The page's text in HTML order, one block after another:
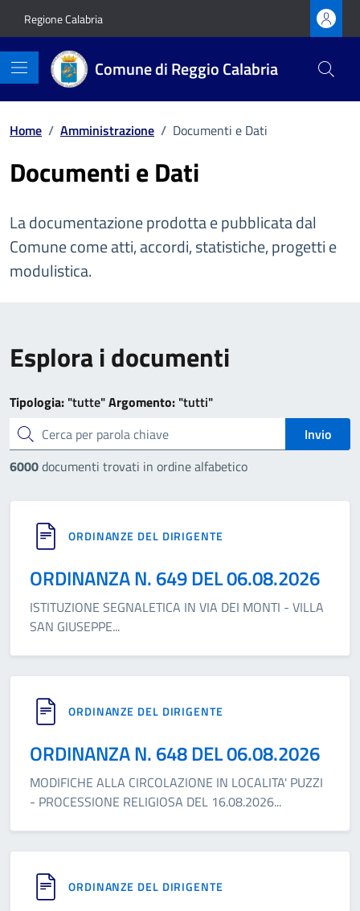
Regione Calabria
Comune di Reggio Calabria
Home / Amministrazione / Documenti e Dati
Documenti e Dati
La documentazione prodotta e pubblicata dal
Comune come atti, accordi, statistiche, progetti e
modulistica.
Esplora i documenti
Tipologia: "tutte"Argomento: "tutti"
cerca
Invio
6000documenti trovati in ordine alfabetico
ORDINANZE DEL DIRIGENTE
ORDINANZA N. 649 DEL 06.08.2026
ISTITUZIONE SEGNALETICA IN VIA DEI MONTI - VILLA
SAN GIUSEPPE...
ORDINANZE DEL DIRIGENTE
ORDINANZA N. 648 DEL 06.08.2026
MODIFICHE ALLA CIRCOLAZIONE IN LOCALITA' PUZZI
- PROCESSIONE RELIGIOSA DEL 16.08.2026...
ORDINANZE DEL DIRIGENTE